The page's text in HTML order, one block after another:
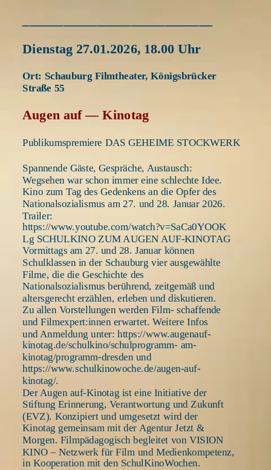
Dienstag 27.01.2026, 18.00 Uhr
Ort: Schauburg Filmtheater, Königsbrücker
Straße 55
Augen auf — Kinotag
Publikumspremiere DAS GEHEIME STOCKWERK
Spannende Gäste, Gespräche, Austausch:
Wegsehen war schon immer eine schlechte Idee.
Kino zum Tag des Gedenkens an die Opfer des
Nationalsozialismus am 27. und 28. Januar 2026.
Trailer:
https://www.youtube.com/watch?v=SaCa0YOOK
Lg SCHULKINO ZUM AUGEN AUF-KINOTAG
Vormittags am 27. und 28. Januar können
Schulklassen in der Schauburg vier ausgewählte
Filme, die die Geschichte des
Nationalsozialismus berührend, zeitgemäß und
altersgerecht erzählen, erleben und diskutieren.
Zu allen Vorstellungen werden Film- schaffende
und Filmexpert:innen erwartet. Weitere Infos
und Anmeldung unter: https://www.augenauf-
kinotag.de/schulkino/schulprogramm- am-
kinotag/programm-dresden und
https://www.schulkinowoche.de/augen-auf-
kinotag/.
Der Augen auf-Kinotag ist eine Initiative der
Stiftung Erinnerung, Verantwortung und Zukunft
(EVZ). Konzipiert und umgesetzt wird der
Kinotag gemeinsam mit der Agentur Jetzt &
Morgen. Filmpädagogisch begleitet von VISION
KINO – Netzwerk für Film und Medienkompetenz,
in Kooperation mit den SchulKinoWochen.